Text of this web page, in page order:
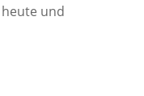
und